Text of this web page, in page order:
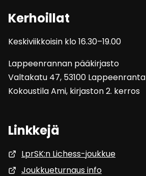
Kerhoillat
Keskiviikkoisin klo 16.30–19.00
Lappeenrannan pääkirjasto
Valtakatu 47, 53100 Lappeenranta
Kokoustila Ami, kirjaston 2. kerros
Linkkejä
LprSK:n Lichess-joukkue
Joukkueturnaus info